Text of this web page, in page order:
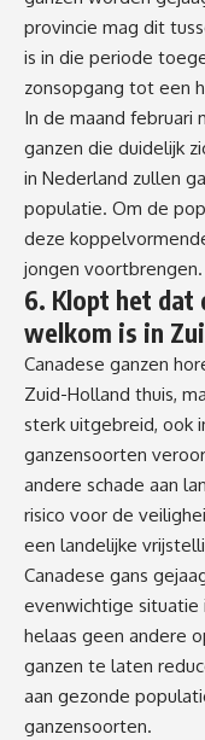
provincie mag dit
is in die periode
zonsopgang tot een
In de maand februari
ganzen die duidelijk
in Nederland zullen
populatie. Om de
deze
jongen voortbrengen.
6. Klopt het dat
welkom is in
Canadese ganzen
Zuid-Holland thuis,
sterk uitgebreid, ook
ganzensoorten
andere schade aan
risico voor de
een landelijke
Canadese gans
evenwichtige situatie
helaas geen andere
ganzen te laten
aan gezonde
ganzensoorten.